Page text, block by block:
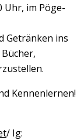
Uhr, im Pöge-
Getränken ins
Kennenlernen!
/ Ig: